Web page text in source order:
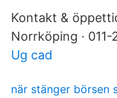
Kontakt &
Norrköping ·
Ug cad
när stänger börsen